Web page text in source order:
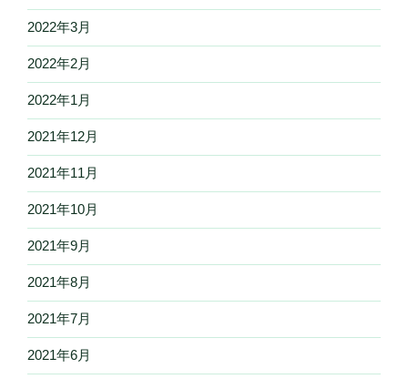
2022年3月
2022年2月
2022年1月
2021年12月
2021年11月
2021年10月
2021年9月
2021年8月
2021年7月
2021年6月